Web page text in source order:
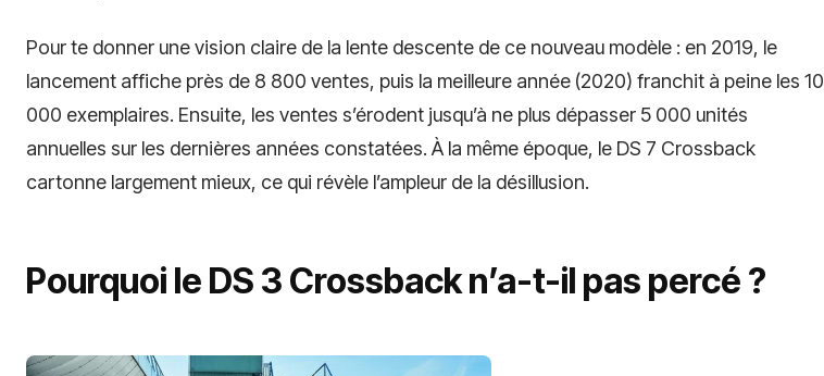
Pour te donner une vision claire de la lente descente de ce nouveau modèle : en 2019, le
lancement affiche près de 8 800 ventes, puis la meilleure année (2020) franchit à peine les 10
000 exemplaires. Ensuite, les ventes s’érodent jusqu’à ne plus dépasser 5 000 unités
annuelles sur les dernières années constatées. À la même époque, le DS 7 Crossback
cartonne largement mieux, ce qui révèle l’ampleur de la désillusion.
Pourquoi le DS 3 Crossback n’a-t-il pas percé ?